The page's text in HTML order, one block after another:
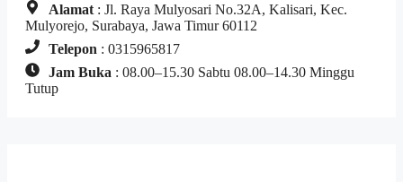
Alamat : Jl. Raya Mulyosari No.32A, Kalisari, Kec.
Mulyorejo, Surabaya, Jawa Timur 60112
Telepon : 0315965817
Jam Buka : 08.00–15.30 Sabtu 08.00–14.30 Minggu
Tutup